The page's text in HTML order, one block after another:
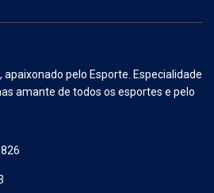
pelo Esporte. Especialidade
amante de todos os esportes e pelo